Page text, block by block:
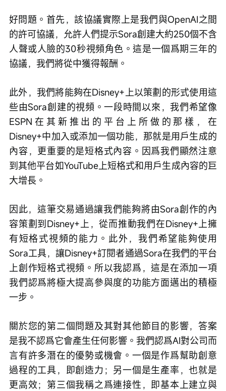
好問題。首先，該協議實際上是我們與OpenAI之間
的許可協議，允許人們提示Sora創建大約250個不含
人聲或人臉的30秒視頻角色。這是一個爲期三年的
協議，我們將從中獲得報酬。
此外，我們將能夠在Disney+上以策劃的形式使用這
些由Sora創建的視頻。一段時間以來，我們希望像
ESPN在其新推出的平台上所做的那樣，在
Disney+中加入或添加一個功能，那就是用戶生成的
內容，更重要的是短格式內容。因爲我們顯然注意
到其他平台如YouTube上短格式和用戶生成內容的巨
大增長。
因此，這筆交易通過讓我們能夠將由Sora創作的內
容策劃到Disney+上，從而推動我們在Disney+上擁
有短格式視頻的能力。此外，我們希望能夠使用
Sora工具，讓Disney+訂閱者通過Sora在我們的平台
上創作短格式視頻。所以我認爲，這是在添加一項
我們認爲將極大提高參與度的功能方面邁出的積極
一步。
關於您的第二個問題及其對其他節目的影響，答案
是我不認爲它會產生任何影響。我們認爲AI對公司而
言有許多潛在的優勢或機會。一個是作爲幫助創意
過程的工具，即創造力；另一個是生產率，也就是
更高效；第三個我稱之爲連接性，即基本上建立與